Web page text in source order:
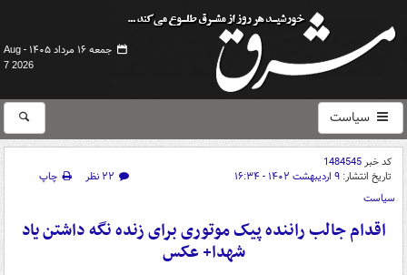
جمعه ۱۶ مرداد ۱۴۰۵ -
Aug
7 2026
سیاست
کد خبر1484545
تاریخ انتشار: ۹ اردیبهشت ۱۴۰۲ - ۱۶:۳۴ ۲۲ نظر
چاپ
سیاست
اقدام جالب راننده پیک موتوری برای زنده نگه داشتن یاد
شهدا+ عکس